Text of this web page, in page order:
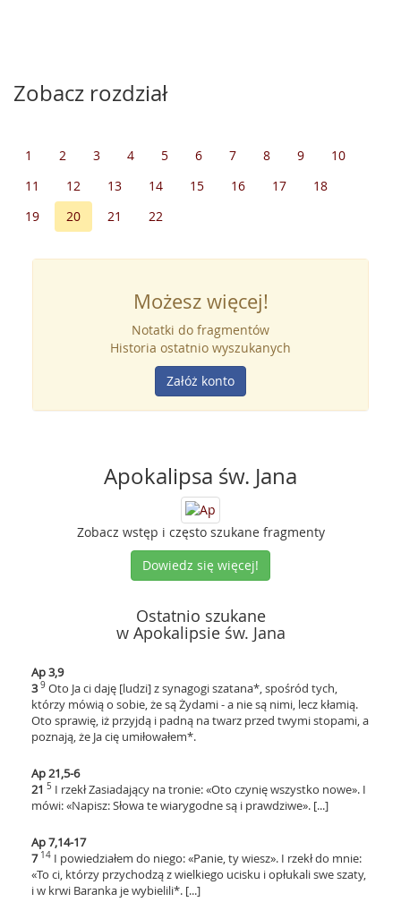
Zobacz rozdział
1 2 3 4 5 6 7 8 9
10
11
12 13 14 15 16 17
18
19
20 21 22
Możesz więcej!
Notatki do fragmentów
Historia ostatnio wyszukanych
Załóż konto
Apokalipsa św. Jana
Zobacz wstęp i często szukane fragmenty
Dowiedz się więcej!
Ostatnio szukane
w Apokalipsie św. Jana
Ap 3,9
3 9 Oto Ja ci daję [ludzi] z synagogi szatana*, spośród tych,
którzy mówią o sobie, że są Żydami - a nie są nimi, lecz kłamią.
Oto sprawię, iż przyjdą i padną na twarz przed twymi stopami, a
poznają, że Ja cię umiłowałem*.
Ap 21,5-6
21 5 I rzekł Zasiadający na tronie: «Oto czynię wszystko nowe». I
mówi: «Napisz: Słowa te wiarygodne są i prawdziwe». [...]
Ap 7,14-17
714 I powiedziałem do niego: «Panie, ty wiesz». I rzekł do mnie:
«To ci, którzy przychodzą z wielkiego ucisku i opłukali swe szaty,
i w krwi Baranka je wybielili*. [...]